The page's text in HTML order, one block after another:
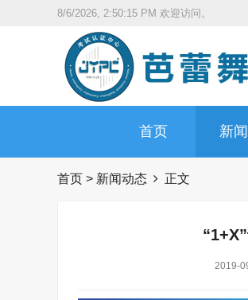
8/6/2026, 2:50:17 PM 欢迎访问。
首页 新
首页 > 新闻动态 正文
2019-